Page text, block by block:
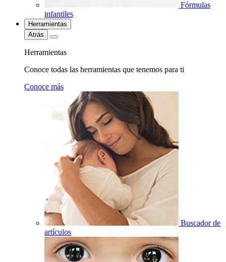
Fórmulas
infantiles
Herramientas
Atrás
Herramientas
Conoce todas las herramientas que tenemos para ti
Conoce más
Buscador de
artículos